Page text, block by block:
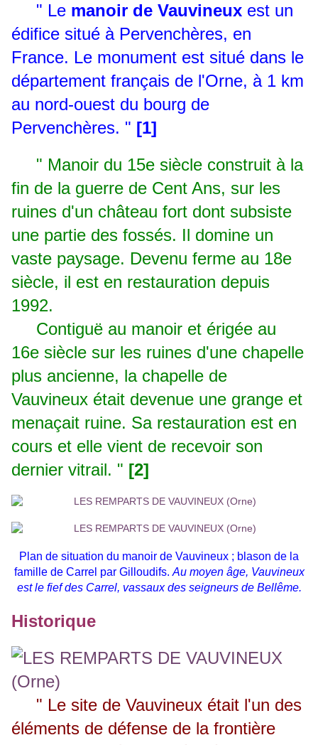
" Le manoir de Vauvineux est un
édifice situé à Pervenchères, en
France. Le monument est situé dans le
département français de l'Orne, à 1 km
au nord-ouest du bourg de
Pervenchères. " [1]
" Manoir du 15e siècle construit à la
fin de la guerre de Cent Ans, sur les
ruines d'un château fort dont subsiste
une partie des fossés. Il domine un
vaste paysage. Devenu ferme au 18e
siècle, il est en restauration depuis
1992.
Contiguë au manoir et érigée au
16e siècle sur les ruines d'une chapelle
plus ancienne, la chapelle de
Vauvineux était devenue une grange et
menaçait ruine. Sa restauration est en
cours et elle vient de recevoir son
dernier vitrail. " [2]
Plan de situation du manoir de Vauvineux ; blason de la
famille de Carrel par Gilloudifs. Au moyen âge, Vauvineux
est le fief des Carrel, vassaux des seigneurs de Bellême.
Historique
" Le site de Vauvineux était l'un des
éléments de défense de la frontière